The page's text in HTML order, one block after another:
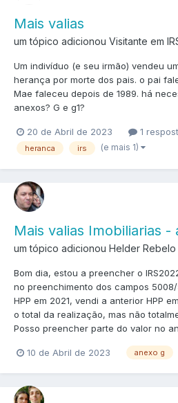
Mais valias
um tópico adicionou Visitante em
Um indivíduo (e seu irmão) vendeu
herança por morte dos pais. o pai
Mae faleceu depois de 1989. há
anexos? G e g1?
20 de Abril de 2023 1
heranca irs (e mais 1)
Mais valias Imobiliarias -
um tópico adicionou Helder Rebelo
Bom dia, estou a preencher o
no preenchimento dos campos 5008/
HPP em 2021, vendi a anterior HPP
o total da realização, mas não
Posso preencher parte do valor no
10 de Abril de 2023 anexo g